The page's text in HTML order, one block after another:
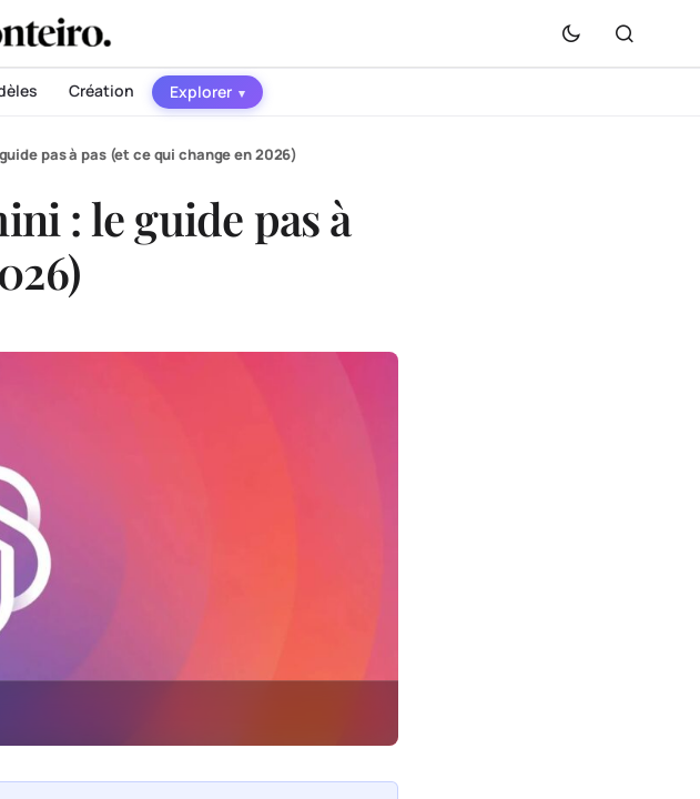
Création Explorer ▾
pas à pas (et ce qui change en 2026)
: le guide pas à